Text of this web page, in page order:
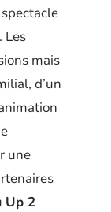
Les
mais
d’un
une
Up 2